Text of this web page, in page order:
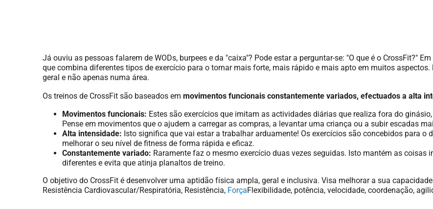
Já ouviu as pessoas falarem de WODs, burpees e da "caixa"? Pode estar a perguntar-se: "O que é o CrossFit?"
que combina diferentes tipos de exercício para o tornar mais forte, mais rápido e mais apto em muitos
geral e não apenas numa área.
Os treinos de CrossFit são baseados em movimentos funcionais constantemente variados, efectuados a alta
Movimentos funcionais: Estes são exercícios que imitam as actividades diárias que realiza fora do
Pense em movimentos que o ajudem a carregar as compras, a levantar uma criança ou a subir escadas
Alta intensidade: Isto significa que vai estar a trabalhar arduamente! Os exercícios são concebidos para o
melhorar o seu nível de fitness de forma rápida e eficaz.
Constantemente variado: Raramente faz o mesmo exercício duas vezes seguidas. Isto mantém as coisas
diferentes e evita que atinja planaltos de treino.
O objetivo do CrossFit é desenvolver uma aptidão física ampla, geral e inclusiva. Visa melhorar a sua
Resistência Cardiovascular/Respiratória, Resistência, ForçaFlexibilidade, potência, velocidade, coordenação,